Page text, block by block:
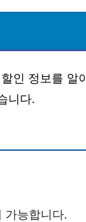
인 정보를 알
니다.
가능합니다.